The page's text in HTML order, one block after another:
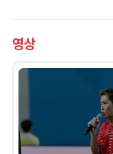
영상